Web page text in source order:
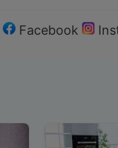
Facebook